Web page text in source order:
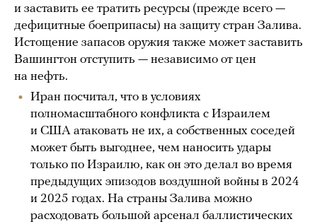
и заставить ее тратить ресурсы (прежде всего —
дефицитные боеприпасы) на защиту стран Залива.
Истощение запасов оружия также может заставить
Вашингтон отступить — независимо от цен
на нефть.
Иран посчитал, что в условиях
полномасштабного конфликта с Израилем
и США атаковать не их, а собственных соседей
может быть выгоднее, чем наносить удары
только по Израилю, как он это делал во время
предыдущих эпизодов воздушной войны в 2024
и 2025 годах. На страны Залива можно
расходовать большой арсенал баллистических